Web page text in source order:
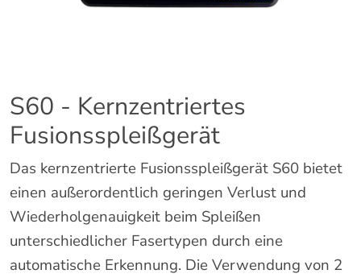
S60 - Kernzentriertes
Fusionsspleißgerät
Das kernzentrierte Fusionsspleißgerät S60 bietet
einen außerordentlich geringen Verlust und
Wiederholgenauigkeit beim Spleißen
unterschiedlicher Fasertypen durch eine
automatische Erkennung. Die Verwendung von 2